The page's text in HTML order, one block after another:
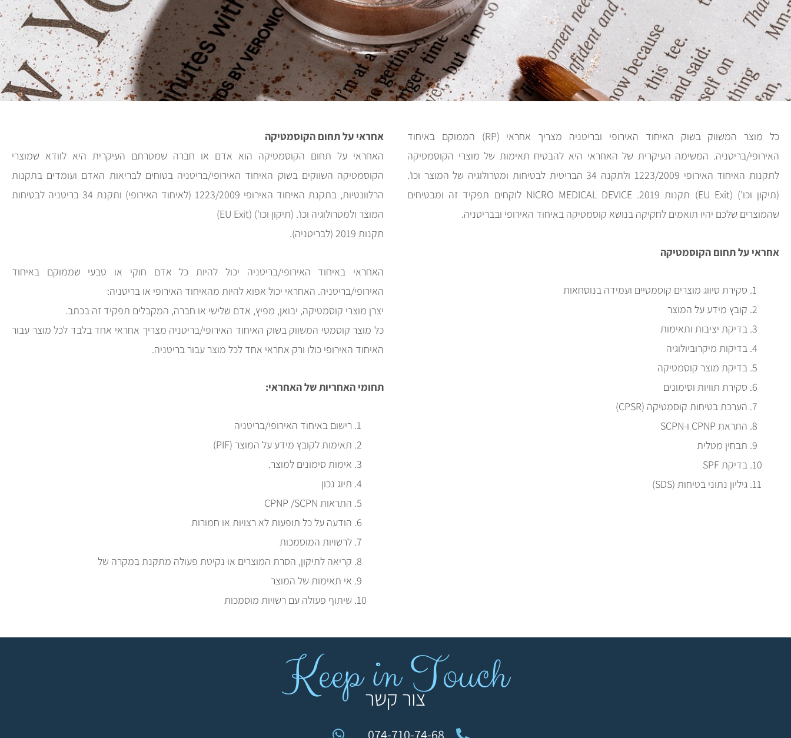
כל מוצר המשווק בשוק האיחוד האירופי ובריטניה מצריך אחראי (RP) הממוקם באיחוד
האירופי/בריטניה. המשימה העיקרית של האחראי היא להבטיח תאימות של מוצרי הקוסמטיקה
לתקנות האיחוד האירופי 1223/2009 ולתקנה 34 הבריטית לבטיחות ומטרולוגיה של המוצר וכו'.
(תיקון וכו') (EU Exit) תקנות 2019.
NICRO MEDICAL DEVICE לוקחים תפקיד זה ומבטיחים
שהמוצרים שלכם יהיו תואמים לחקיקה בנושא קוסמטיקה באיחוד האירופי ובבריטניה.
אחראי על תחום הקוסמטיקה
סקירת סיווג מוצרים קוסמטיים ועמידה בנוסחאות
קובץ מידע על המוצר
בדיקת יציבות ותאימות
בדיקות מיקרוביולוגיה
בדיקת מוצר קוסמטיקה
סקירת תוויות וסימונים
הערכת בטיחות קוסמטיקה (CPSR)
התראת CPNP ו-SCPN
תבחין מטלית
בדיקת SPF
גיליון נתוני בטיחות (SDS)
אחראי על תחום הקוסמטיקה
האחראי על תחום הקוסמטיקה הוא אדם או חברה שמטרתם העיקרית היא לוודא שמוצרי
הקוסמטיקה השווקים בשוק האיחוד האירופי/בריטניה בטוחים לבריאות האדם ועומדים בתקנות
הרלוונטיות, בתקנת האיחוד האירופי 1223/2009 (לאיחוד האירופי) ותקנת 34 בריטניה לבטיחות
המוצר ולמטרולוגיה וכו'. (תיקון וכו') (EU Exit)
תקנות 2019 (לבריטניה).
האחראי באיחוד האירופי/בריטניה יכול להיות כל אדם חוקי או טבעי שממוקם באיחוד
האירופי/בריטניה. האחראי יכול אפוא להיות מהאיחוד האירופי או בריטניה:
יצרן מוצרי קוסמטיקה, יבואן, מפיץ, אדם שלישי או חברה, המקבלים תפקיד זה בכתב.
כל מוצר קוסמטי המשווק בשוק האיחוד האירופי/בריטניה מצריך אחראי אחד בלבד לכל מוצר עבור
האיחוד האירופי כולו ורק אחראי אחד לכל מוצר עבור בריטניה.
תחומי האחריות של האחראי:
רישום באיחוד האירופי/בריטניה
תאימות לקובץ מידע על המוצר (PIF)
אימות סימונים למוצר.
תיוג נכון
התראות CPNP /SCPN
הודעה על כל תופעות לא רצויות או חמורות
לרשויות המוסמכות
קריאה לתיקון, הסרת המוצרים או נקיטת פעולה מתקנת במקרה של
אי תאימות של המוצר
שיתוף פעולה עם רשויות מוסמכות
Keep in Touch
צור קשר
074-710-74-68